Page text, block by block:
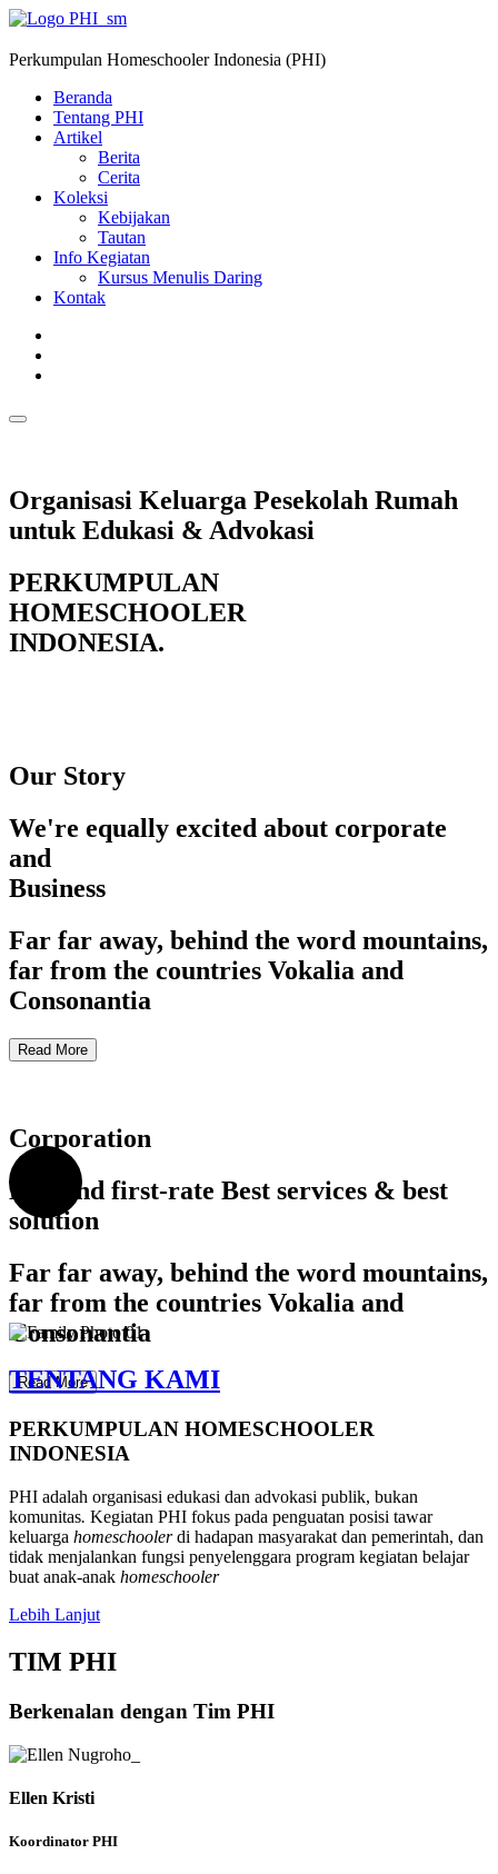
Perkumpulan Homeschooler Indonesia (PHI)
Beranda
Tentang PHI
Artikel
Berita
Cerita
Koleksi
Kebijakan
Tautan
Info Kegiatan
Kursus Menulis Daring
Kontak
Organisasi Keluarga Pesekolah Rumah
untuk Edukasi & Advokasi
PERKUMPULAN
HOMESCHOOLER
INDONESIA.
Our Story
We're equally excited about corporate
and
Business
Far far away, behind the word mountains,
far from the countries Vokalia and
Consonantia
Read More
Corporation
Demand first-rate Best services & best
solution
Far far away, behind the word mountains,
far from the countries Vokalia and
Consonantia
Read More
TENTANG KAMI
PERKUMPULAN HOMESCHOOLER
INDONESIA
PHI adalah organisasi edukasi dan advokasi publik, bukan
komunitas. Kegiatan PHI fokus pada penguatan posisi tawar
keluarga homeschoolerdi hadapan masyarakat dan pemerintah, dan
tidak menjalankan fungsi penyelenggara program kegiatan belajar
buat anak-anak homeschooler
Lebih Lanjut
TIM PHI
Berkenalan dengan Tim PHI
Ellen Kristi
Koordinator PHI